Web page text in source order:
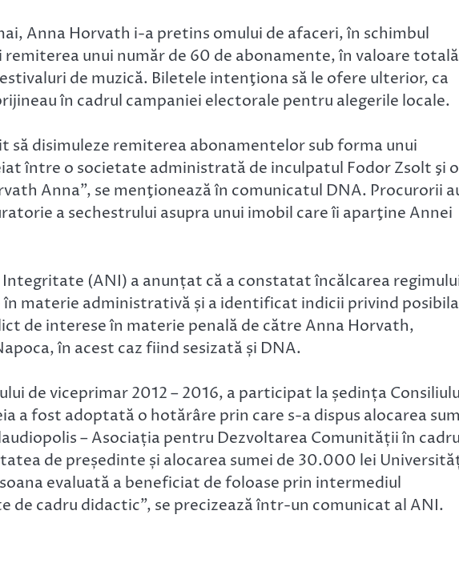
Anna Horvath i-a pretins omului de afaceri, în schimbul
unui număr de 60 de abonamente, în valoare totală
de muzică. Biletele intenţiona să le ofere ulterior, ca
în cadrul campaniei electorale pentru alegerile locale.
să disimuleze remiterea abonamentelor sub forma unui
între o societate administrată de inculpatul Fodor Zsolt şi o
Anna”, se menţionează în comunicatul DNA. Procurorii
a sechestrului asupra unui imobil care îi aparţine Annei
(ANI) a anunțat că a constatat încălcarea
materie administrativă și a identificat indicii privind posibila
de interese în materie penală de către Anna Horvath,
în acest caz fiind sesizată și DNA.
de viceprimar 2012 – 2016, a participat la ședința
a fost adoptată o hotărâre prin care s-a dispus alocarea
– Asociația pentru Dezvoltarea Comunității în
de președinte și alocarea sumei de 30.000 lei
evaluată a beneficiat de foloase prin intermediul
cadru didactic”, se precizează într-un comunicat al ANI.